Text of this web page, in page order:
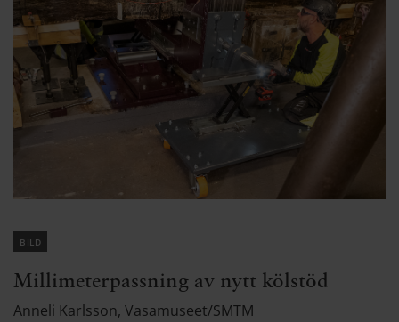
bild
Millimeterpassning av nytt kölstöd
Anneli Karlsson, Vasamuseet/SMTM